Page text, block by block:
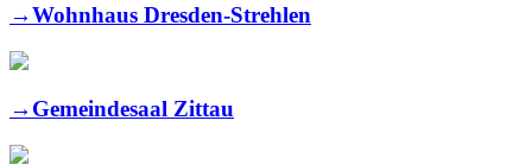
→Wohnhaus Dresden-Strehlen
→ Gemeindesaal Zittau